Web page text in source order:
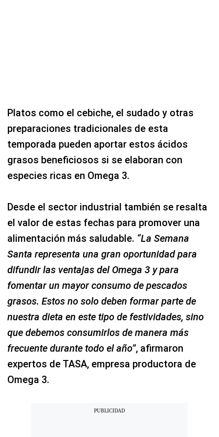
Platos como el cebiche, el sudado y otras
preparaciones tradicionales de esta
temporada pueden aportar estos ácidos
grasos beneficiosos si se elaboran con
especies ricas en Omega 3.
Desde el sector industrial también se resalta
el valor de estas fechas para promover una
alimentación más saludable. “La Semana
Santa representa una gran oportunidad para
difundir las ventajas del Omega 3 y para
fomentar un mayor consumo de pescados
grasos. Estos no solo deben formar parte de
nuestra dieta en este tipo de festividades, sino
que debemos consumirlos de manera más
frecuente durante todo el año”, afirmaron
expertos de TASA, empresa productora de
Omega 3.